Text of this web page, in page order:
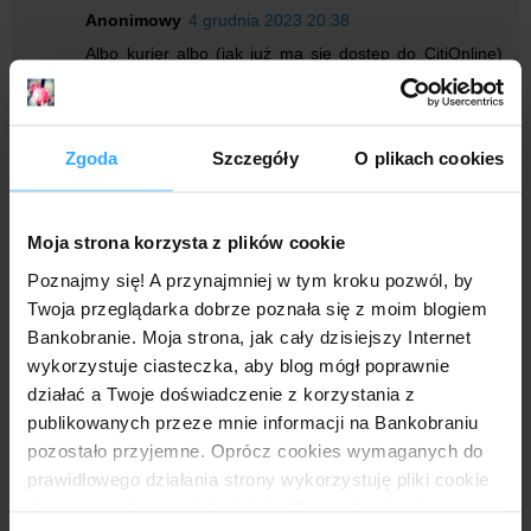
Zgoda Szczegóły O plikach cookies
Moja strona korzysta z plików cookie
Poznajmy się! A przynajmniej w tym kroku pozwól, by
Twoja przeglądarka dobrze poznała się z moim blogiem
Bankobranie. Moja strona, jak cały dzisiejszy Internet
wykorzystuje ciasteczka, aby blog mógł poprawnie
działać a Twoje doświadczenie z korzystania z
publikowanych przeze mnie informacji na Bankobraniu
pozostało przyjemne. Oprócz cookies wymaganych do
prawidłowego działania strony wykorzystuję pliki cookie
Anonimowy 4 grudnia 2023 20:38
Albo kurier albo (jak już ma się dostęp do CitiOnline)
dokumenty są do zatwierdzenia po zalogowaniu.
Anonimowy
4 grudnia 2023 22:01
Anonimowy
5 grudnia 2023 09:43
Jak długo się czeka na kontakt ze strony banku po
wybraniu procesu kurierskiego?
Anonimowy 5 grudnia 2023 11:10
U mnie dwa dni